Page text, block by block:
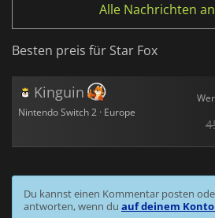
Alle Nachrichten
Besten preis für Star Fox
Kinguin
Nintendo Switch 2 · Europe
Du kannst einen Kommentar posten
antworten, wenn du auf deinem